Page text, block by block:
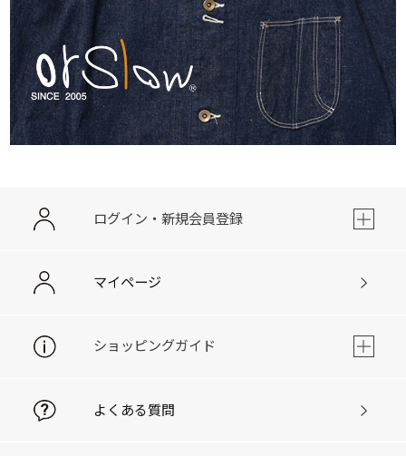
ログイン・新規会員登録
マイページ
ショッピングガイド
よくある質問